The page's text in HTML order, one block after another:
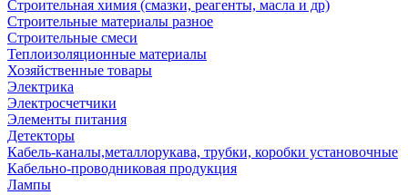
Строительная химия (смазки, реагенты, масла и др)
Строительные материалы разное
Строительные смеси
Теплоизоляционные материалы
Хозяйственные товары
Электрика
Электросчетчики
Элементы питания
Детекторы
Кабель-каналы,металлорукава, трубки, коробки установочные
Кабельно-проводниковая продукция
Лампы